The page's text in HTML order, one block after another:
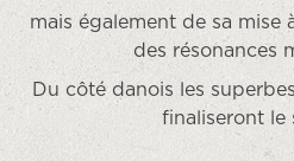
mais également de sa mise
des résonances
Du côté danois les
finaliseront le